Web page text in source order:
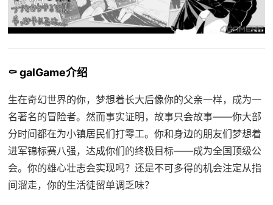
⚰️ galGame介绍
生在奇幻世界的你，梦想着长大后像你的父亲一样，成为一
名著名的冒险者。然而事实证明，故事只会故事——你大部
分时间都在为小镇居民们打零工。你和身边的朋友们梦想着
进军锦标赛八强，达成你们的终极目标——成为全国顶级公
会。你的雄心壮志会实现吗？还是不可多得的机会注定从指
间溜走，你的生活徒留单调乏味？